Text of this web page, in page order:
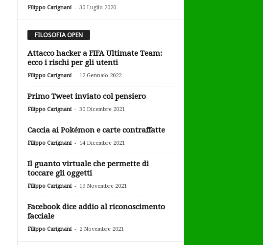
Filippo Carignani - 30 Luglio 2020
FILOSOFIA OPEN
Attacco hacker a FIFA Ultimate Team:
ecco i rischi per gli utenti
Filippo Carignani - 12 Gennaio 2022
Primo Tweet inviato col pensiero
Filippo Carignani - 30 Dicembre 2021
Caccia ai Pokémon e carte contraffatte
Filippo Carignani - 14 Dicembre 2021
Il guanto virtuale che permette di
toccare gli oggetti
Filippo Carignani - 19 Novembre 2021
Facebook dice addio al riconoscimento
facciale
Filippo Carignani - 2 Novembre 2021